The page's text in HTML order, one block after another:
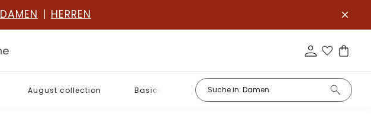
DAMEN | HERREN
August collection Basics